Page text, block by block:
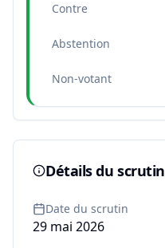
Contre
Abstention
Non-votant
Détails du scrutin
Date du scrutin
29 mai 2026